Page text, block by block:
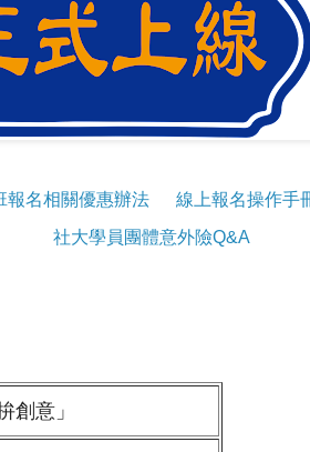
報名相關優惠辦法
線上報名操作手
社大學員團體意外險Q&A
創意」